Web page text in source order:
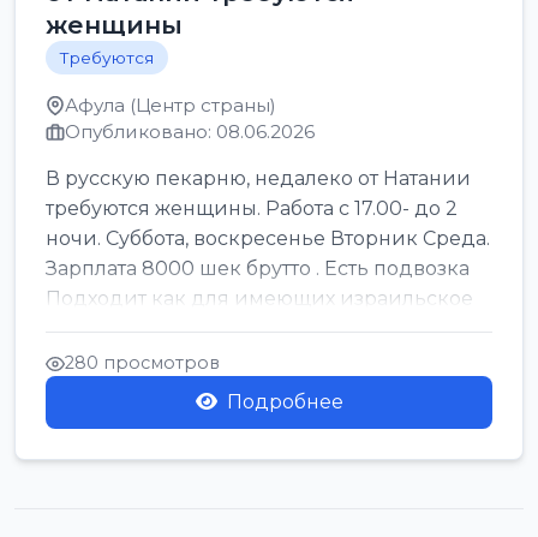
женщины
Требуются
Афула (Центр страны)
Опубликовано: 08.06.2026
В русскую пекарню, недалеко от Натании
требуются женщины. Работа с 17.00- до 2
ночи. Суббота, воскресенье Вторник Среда.
Зарплата 8000 шек брутто . Есть подвозка
Подходит как для имеющих израильское
г...
280 просмотров
Подробнее